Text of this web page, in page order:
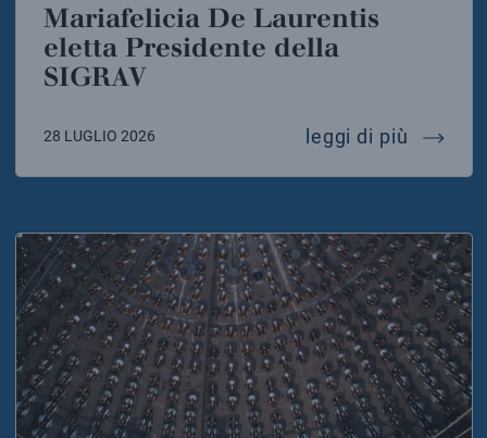
Mariafelicia De Laurentis
eletta Presidente della
SIGRAV
28 LUGLIO 2026 leggi di più